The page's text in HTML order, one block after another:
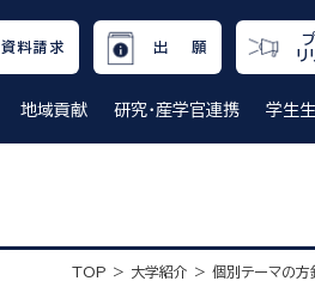
資料請求 出 願
リ
地域貢献 研究・産学官連携 学生
TOP 大学紹介 個別テーマの方